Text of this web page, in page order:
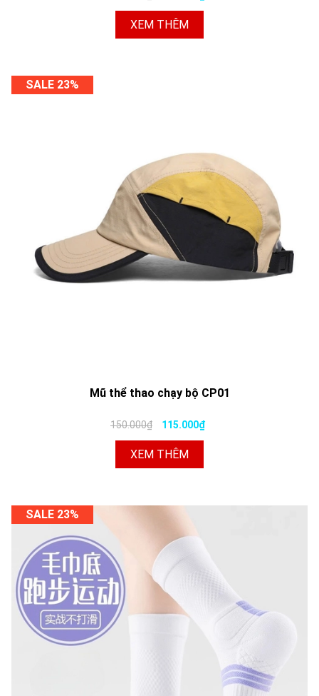
XEM THÊM
SALE 23%
Mũ thể thao chạy bộ CP01
150.000₫ 115.000₫
XEM THÊM
SALE 23%